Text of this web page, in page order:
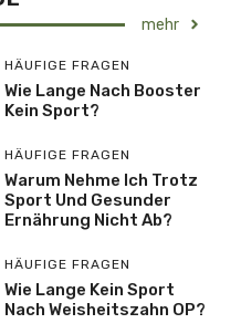
mehr
HÄUFIGE FRAGEN
Wie Lange Nach Booster
Kein Sport?
HÄUFIGE FRAGEN
Warum Nehme Ich Trotz
Sport Und Gesunder
Ernährung Nicht Ab?
HÄUFIGE FRAGEN
Wie Lange Kein Sport
Nach Weisheitszahn OP?